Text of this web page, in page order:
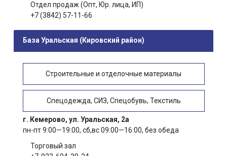
Отдел продаж (Опт, Юр. лица, ИП)
+7 (3842) 57-11-66
База Уральская (Кировский район)
Строительные и отделочные материалы
Спецодежда, СИЗ, Спецобувь, Текстиль
г. Кемерово, ул. Уральская, 2а
пн-пт 9:00—19:00, сб,вс 09:00—16:00, без обеда
Торговый зал